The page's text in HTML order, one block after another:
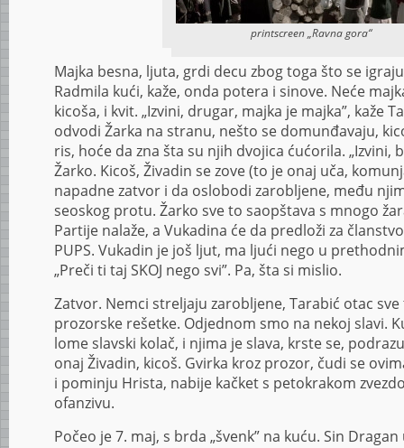
printscreen „Ravna gora“
Majka besna, ljuta, grdi decu zbog toga što se
Radmila kući, kaže, onda potera i sinove. Neće
kicoša, i kvit. „Izvini, drugar, majka je majka”, kaže
odvodi Žarka na stranu, nešto se domunđavaju,
ris, hoće da zna šta su njih dvojica ćućorila. „Izvini,
Žarko. Kicoš, Živadin se zove (to je onaj uča,
napadne zatvor i da oslobodi zarobljene, među
seoskog protu. Žarko sve to saopštava s mnogo
Partije nalaže, a Vukadina će da predloži za članstvo
PUPS. Vukadin je još ljut, ma ljući nego u
„Preči ti taj SKOJ nego svi”. Pa, šta si mislio.
Zatvor. Nemci streljaju zarobljene, Tarabić otac
prozorske rešetke. Odjednom smo na nekoj slavi.
lome slavski kolač, i njima je slava, krste se,
onaj Živadin, kicoš. Gvirka kroz prozor, čudi se
i pominju Hrista, nabije kačket s petokrakom
ofanzivu.
Počeo je 7. maj, s brda „švenk” na kuću. Sin